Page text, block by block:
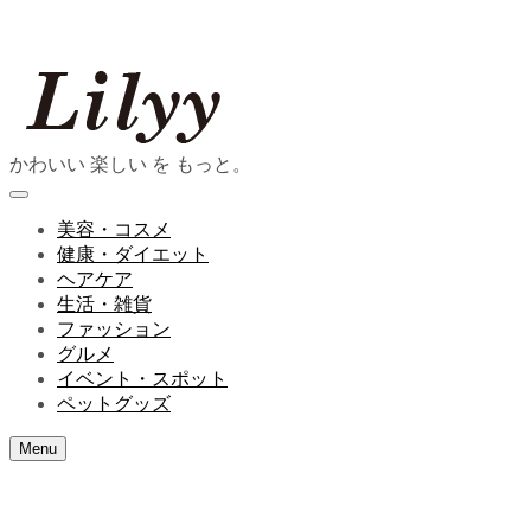
かわいい 楽しい を もっと。
美容・コスメ
健康・ダイエット
ヘアケア
生活・雑貨
ファッション
グルメ
イベント・スポット
ペットグッズ
Menu